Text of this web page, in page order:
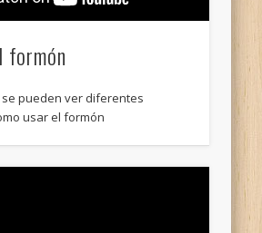
formón
se pueden ver diferentes
usar el formón